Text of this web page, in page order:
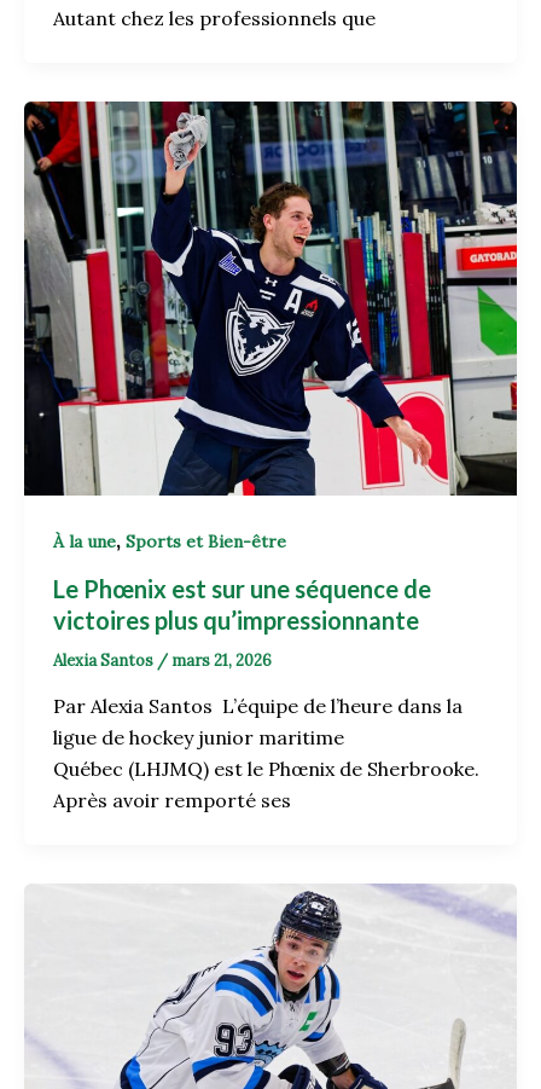
Autant chez les professionnels que
À la une, Sports et Bien-être
Le Phœnix est sur une séquence de
victoires plus qu’impressionnante
Alexia Santos / mars 21, 2026
Par Alexia Santos L’équipe de l’heure dans la
ligue de hockey junior maritime
Québec (LHJMQ) est le Phœnix de Sherbrooke.
Après avoir remporté ses